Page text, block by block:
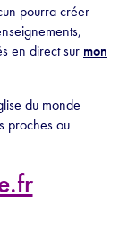
pourra créer
en direct sur mon
du monde
proches ou